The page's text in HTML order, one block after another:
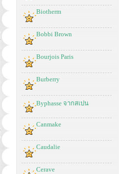
Biotherm
Bobbi Brown
Bourjois Paris
Burberry
Byphasse จากสเปน
Canmake
Caudalie
Cerave